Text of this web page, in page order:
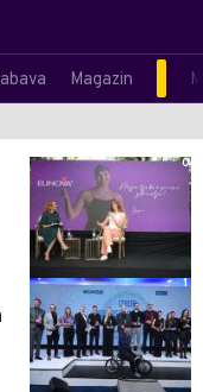
Magazin
0
1